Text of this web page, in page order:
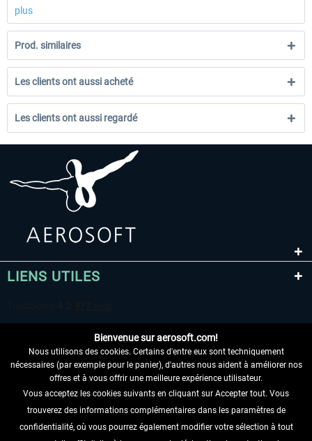
plus
Prod. similaires
Les clients ont aussi acheté
Les clients ont aussi regardé
LIENS UTILES
RENONCER AU CONTRAT ICI
INFORMATIONS
Bienvenue sur aerosoft.com!
Nous utilisons des cookies. Certains d'entre eux sont techniquement
nécessaires (par exemple pour le panier), d'autres nous aident à améliorer nos
offres et à vous offrir une meilleure expérience utilisateur.
Vous acceptez les cookies suivants en cliquant sur Accepter tout. Vous
trouverez des informations complémentaires dans les paramètres de
confidentialité, où vous pourrez également modifier votre sélection à tout